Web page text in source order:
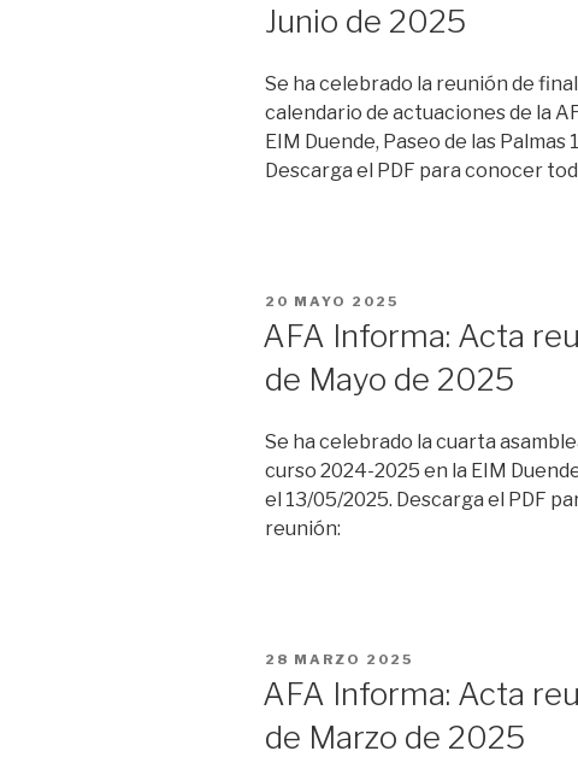
Junio de 2025
Se ha celebrado la reunión de
calendario de actuaciones de la
EIM Duende, Paseo de las Palmas
Descarga el PDF para conocer
PUBLICADO
20 MAYO 2025
AFA Informa: Acta
de Mayo de 2025
Se ha celebrado la cuarta
curso 2024-2025 en la EIM
el 13/05/2025. Descarga el PDF
reunión:
PUBLICADO
28 MARZO 2025
AFA Informa: Acta
de Marzo de 2025